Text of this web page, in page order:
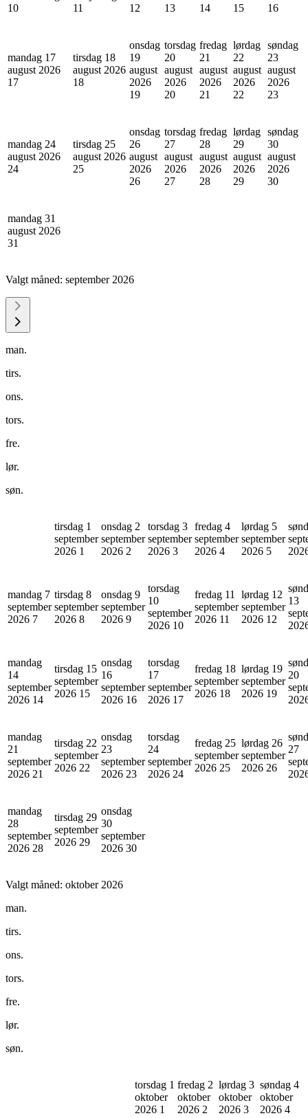
10
11
12
13
14
15
16
mandag 17
august 2026
17
tirsdag 18
august 2026
18
onsdag
19
august
2026
19
torsdag
20
august
2026
20
fredag
21
august
2026
21
lørdag
22
august
2026
22
søndag
23
august
2026
23
mandag 24
august 2026
24
tirsdag 25
august 2026
25
onsdag
26
august
2026
26
torsdag
27
august
2026
27
fredag
28
august
2026
28
lørdag
29
august
2026
29
søndag
30
august
2026
30
mandag 31
august 2026
31
Valgt måned: september 2026
man.
tirs.
ons.
tors.
fre.
lør.
søn.
tirsdag 1
september
2026 1
onsdag 2
september
2026 2
torsdag 3
september
2026 3
fredag 4
september
2026 4
lørdag 5
september
2026 5
mandag 7
september
2026 7
tirsdag 8
september
2026 8
onsdag 9
september
2026 9
torsdag
10
september
2026 10
fredag 11
september
2026 11
lørdag 12
september
2026 12
13
mandag
14
september
2026 14
tirsdag 15
september
2026 15
onsdag
16
september
2026 16
torsdag
17
september
2026 17
fredag 18
september
2026 18
lørdag 19
september
2026 19
20
mandag
21
september
2026 21
tirsdag 22
september
2026 22
onsdag
23
september
2026 23
torsdag
24
september
2026 24
fredag 25
september
2026 25
lørdag 26
september
2026 26
27
mandag
28
september
2026 28
tirsdag 29
september
2026 29
onsdag
30
september
2026 30
Valgt måned: oktober 2026
man.
tirs.
ons.
tors.
fre.
lør.
søn.
torsdag 1
oktober
2026 1
fredag 2
oktober
2026 2
lørdag 3
oktober
2026 3
søndag 4
oktober
2026 4